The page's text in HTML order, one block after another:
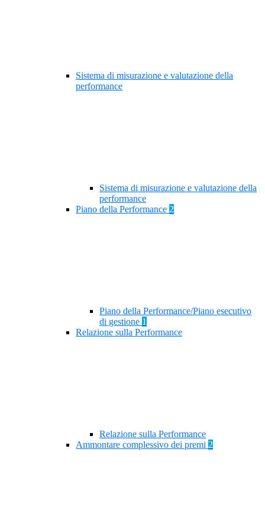
Sistema di misurazione e valutazione della
performance
Sistema di misurazione e valutazione della
performance
Piano della Performance 2
Piano della Performance/Piano esecutivo
di gestione 1
Relazione sulla Performance
Relazione sulla Performance
Ammontare complessivo dei premi 2